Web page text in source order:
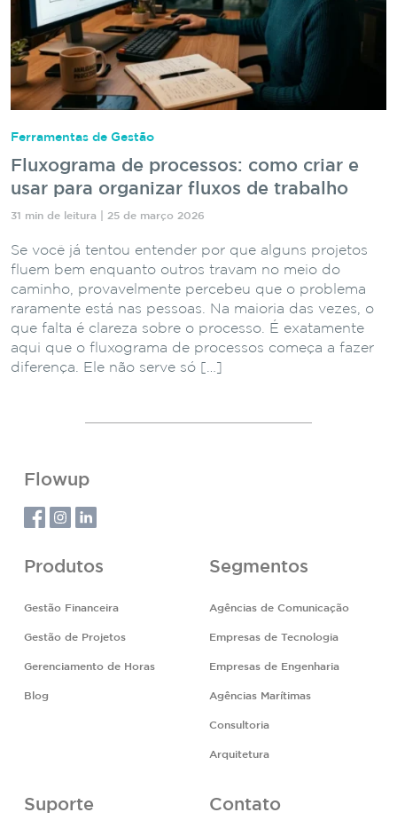
Ferramentas de Gestão
Fluxograma de processos: como criar e
usar para organizar fluxos de trabalho
31 min de leitura | 25 de março 2026
Se você já tentou entender por que alguns projetos
fluem bem enquanto outros travam no meio do
caminho, provavelmente percebeu que o problema
raramente está nas pessoas. Na maioria das vezes, o
que falta é clareza sobre o processo. É exatamente
aqui que o fluxograma de processos começa a fazer
diferença. Ele não serve só […]
Flowup
Produtos
Gestão Financeira
Gestão de Projetos
Gerenciamento de Horas
Blog
Segmentos
Agências de Comunicação
Empresas de Tecnologia
Empresas de Engenharia
Agências Marítimas
Consultoria
Arquitetura
Suporte Contato